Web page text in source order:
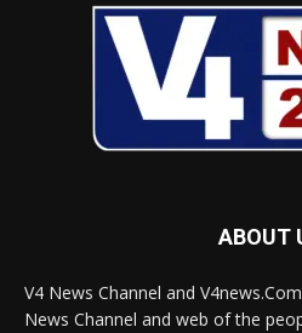
ABOUT
V4 News Channel and
News Channel and web of the